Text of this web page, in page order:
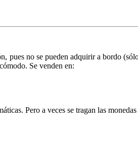
pues no se pueden adquirir a bordo
Se venden en:
Pero a veces se tragan las